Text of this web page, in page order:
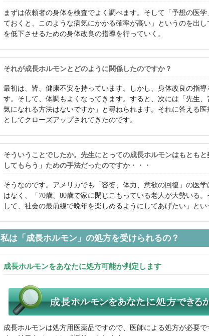
まずは依頼者の身体を検査でよく調べます。そして「予想の医
ておくと、このような病気にかかる確率が高い」というのを出
を低下させるための身体改良の指導を行っていく。
それが成長ホルモンとどのように関係したのですか？
最初は、皆、健康不安を持っています。しかし、身体改良の指
す。そして、体調もよくなってきます。すると、次には「先生
気になれる方法はないですか」と尋ねられます。それに答える
としてクローズアップされてきたのです。
そういうことでしたか。先生にとっての成長ホルモンはもとも
してもらう」ための手法だったのですか・・・
そうなのです。アメリカでも「容姿、体力、意欲の回復」の医
はなく、「70歳、80歳で家に閉じこもっている老人が大勢いる
して、社会の最前線で晩年を楽しめるようにしてあげたい」とい
私は「成長ホルモン」の処方を受けられるの？
成長ホルモンをあなたに処方可能か判定します
成長ホルモンは処方用医薬品ですので、医師による処方が必要で